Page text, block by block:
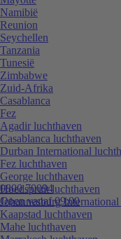
0800 70094
Open vanaf 09:00
Namibië
Reunion
Seychellen
Tanzania
Tunesië
Zimbabwe
Zuid-Afrika
Casablanca
Fez
Agadir luchthaven
Casablanca luchthaven
Durban International
Fez luchthaven
George luchthaven
Hoedspruit luchthaven
Johannesburg
Kaapstad luchthaven
Mahe luchthaven